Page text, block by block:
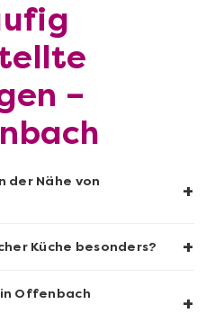
–
der Nähe von
+
Küche besonders? +
in Offenbach
+